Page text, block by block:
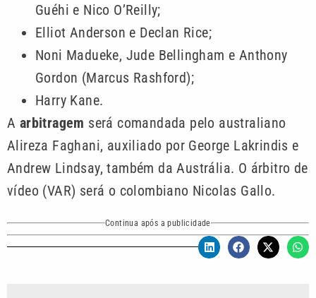
Guéhi e Nico O’Reilly;
Elliot Anderson e Declan Rice;
Noni Madueke, Jude Bellingham e Anthony
Gordon (Marcus Rashford);
Harry Kane.
A arbitragem será comandada pelo australiano
Alireza Faghani, auxiliado por George Lakrindis e
Andrew Lindsay, também da Austrália. O árbitro de
vídeo (VAR) será o colombiano Nicolas Gallo.
Continua após a publicidade